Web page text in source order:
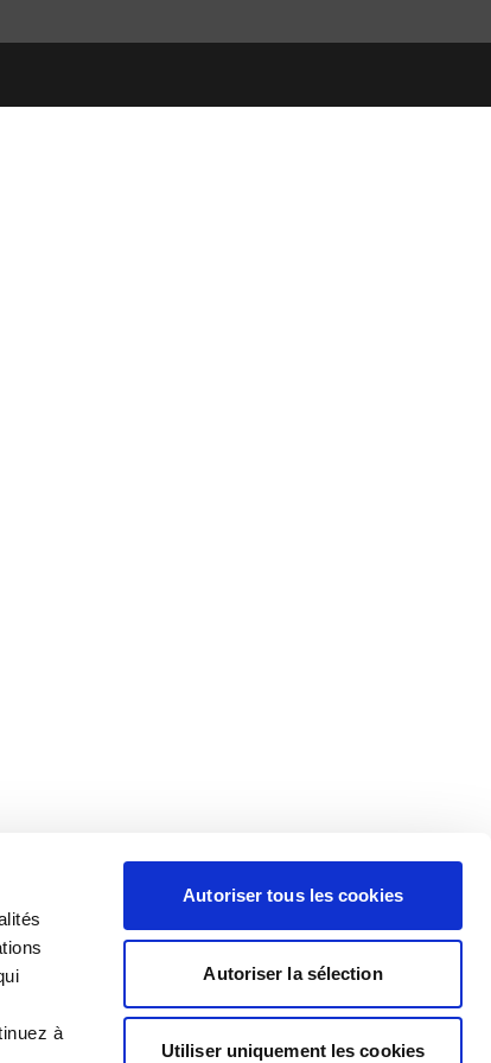
à
Autoriser tous les cookies
Autoriser la sélection
Utiliser uniquement les cookies